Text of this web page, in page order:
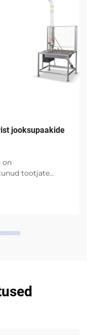
jooksupaakide
on
tootjate
kasvamas, on